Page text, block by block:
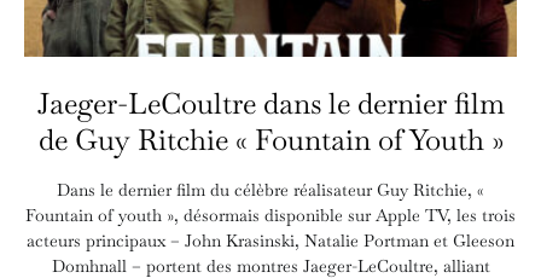
Jaeger-LeCoultre dans le dernier film
de Guy Ritchie « Fountain of Youth »
Dans le dernier film du célèbre réalisateur Guy Ritchie, «
Fountain of youth », désormais disponible sur Apple TV, les trois
acteurs principaux – John Krasinski, Natalie Portman et Gleeson
Domhnall – portent des montres Jaeger-LeCoultre, alliant